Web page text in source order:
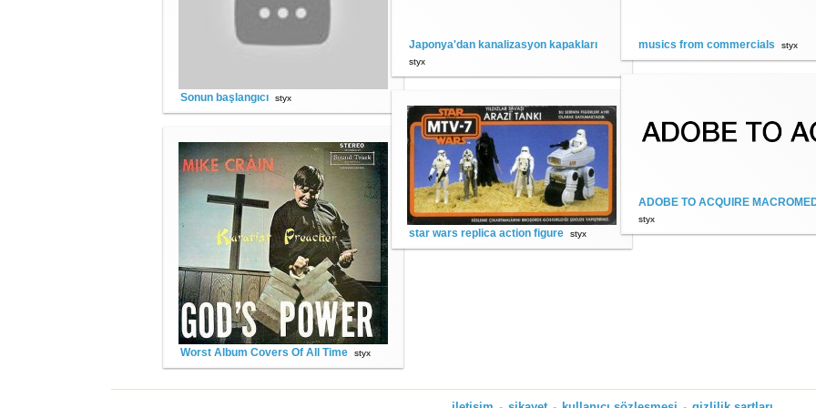
Sonun başlangıcı styx
Worst Album Covers Of All Time styx
Japonya'dan kanalizasyon kapakları
styx
star wars replica action figure styx
musics from commercials styx
ADOBE TO ACQUIRE
styx